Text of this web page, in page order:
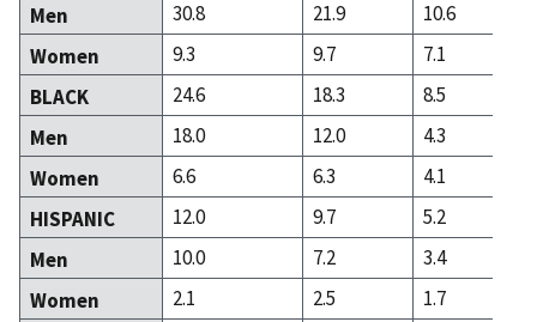
Men
30.8 21.9
10.6
Women
9.3 9.7
7.1
BLACK
24.6 18.3
8.5
Men
18.0 12.0
4.3
Women
6.6 6.3
4.1
HISPANIC
12.0 9.7
5.2
Men
10.0 7.2
3.4
Women
2.1 2.5
1.7